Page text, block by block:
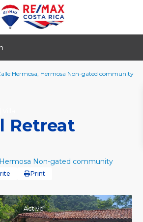
Hermosa, Hermosa Non-gated community
Retreat
Hermosa Non-gated community
Print
Active